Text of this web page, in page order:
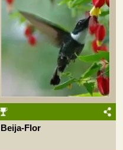
Beija-Flor